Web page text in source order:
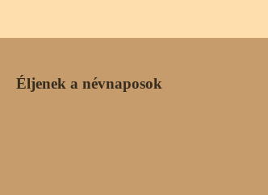
Éljenek a névnaposok